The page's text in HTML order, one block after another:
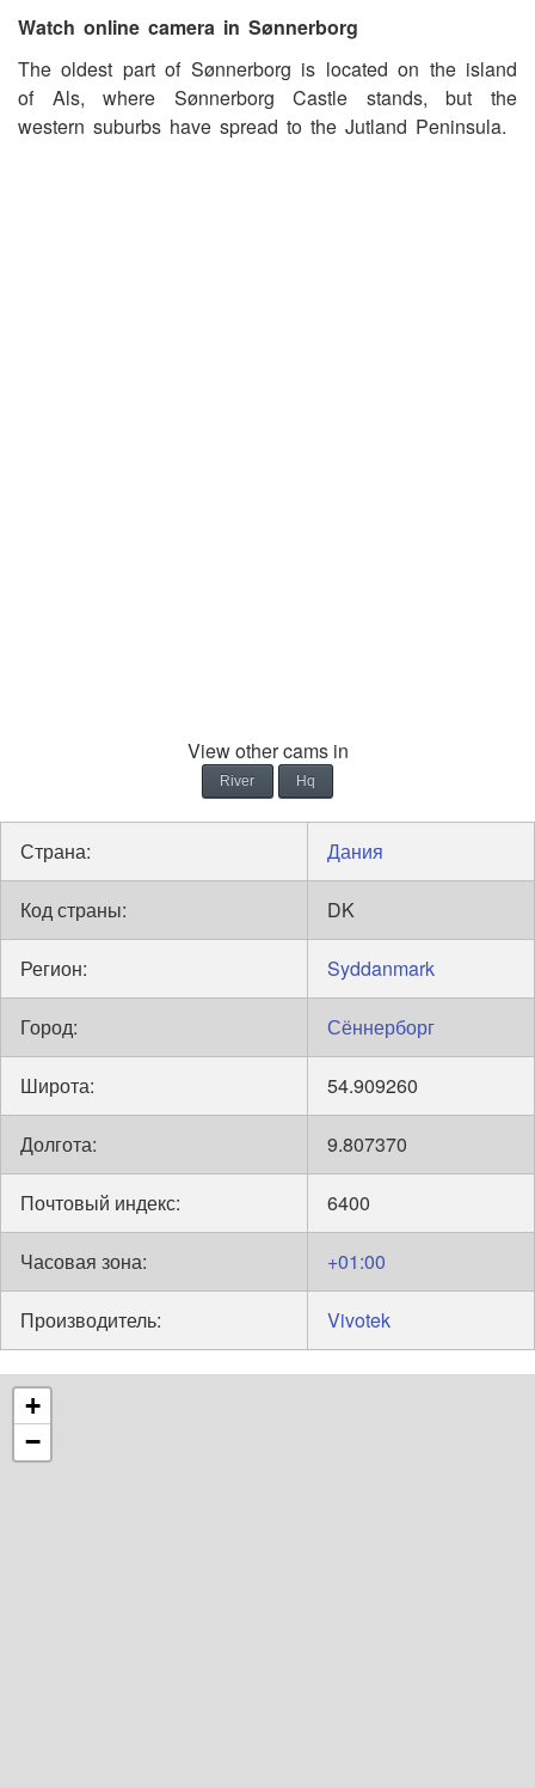
Watch online camera in Sønnerborg
The oldest part of Sønnerborg is located on the island
of Als, where Sønnerborg Castle stands, but the
western suburbs have spread to the Jutland Peninsula.
View other cams in
River Hq
Страна: Дания
Код страны: DK
Регион: Syddanmark
Город: Сённерборг
Широта: 54.909260
Долгота: 9.807370
Почтовый индекс: 6400
Часовая зона: +01:00
Производитель: Vivotek
+
−